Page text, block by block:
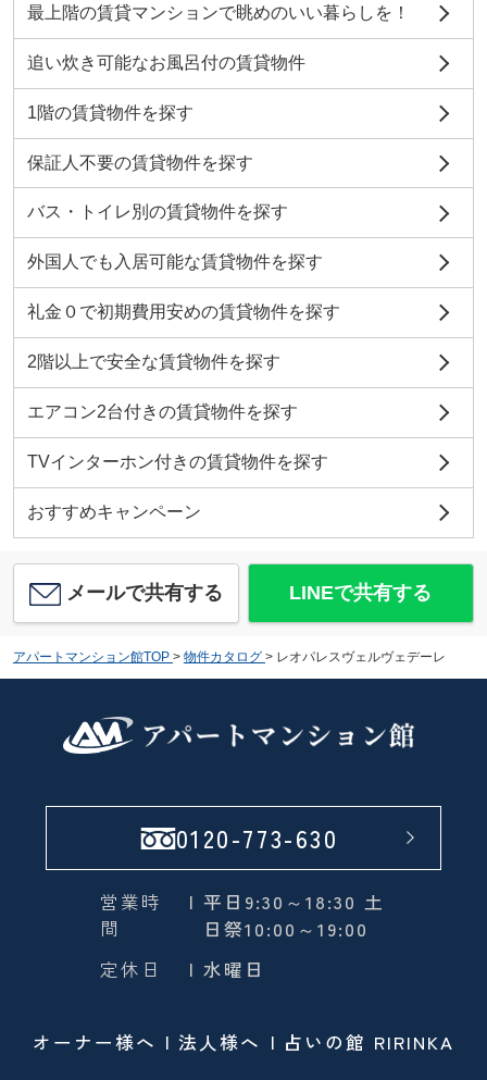
最上階の賃貸マンションで眺めのいい暮らしを！
追い炊き可能なお風呂付の賃貸物件
1階の賃貸物件を探す
保証人不要の賃貸物件を探す
バス・トイレ別の賃貸物件を探す
外国人でも入居可能な賃貸物件を探す
礼金０で初期費用安めの賃貸物件を探す
2階以上で安全な賃貸物件を探す
エアコン2台付きの賃貸物件を探す
TVインターホン付きの賃貸物件を探す
おすすめキャンペーン
メールで共有する LINEで共有する
アパートマンション館TOP > 物件カタログ > レオパレスヴェルヴェデーレ
0120-773-630
営業時
間
| 平日9:30～18:30 土
日祭10:00～19:00
定休日
| 水曜日
オーナー様へ 法人様へ 占いの館 RIRINKA